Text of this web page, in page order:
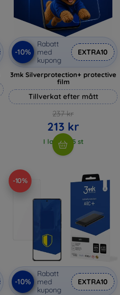
-10%
Rabatt
med
kupong
EXTRA10
3mk Silverprotection+ protective
film
Tillverkat efter mått
237 kr
213 kr
I lager > 5 st
-10%
-10%
Rabatt
med
kupong
EXTRA10